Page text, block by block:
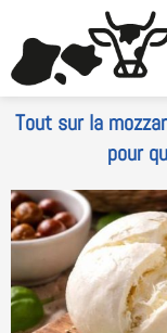
contenu
Tout sur la
pour